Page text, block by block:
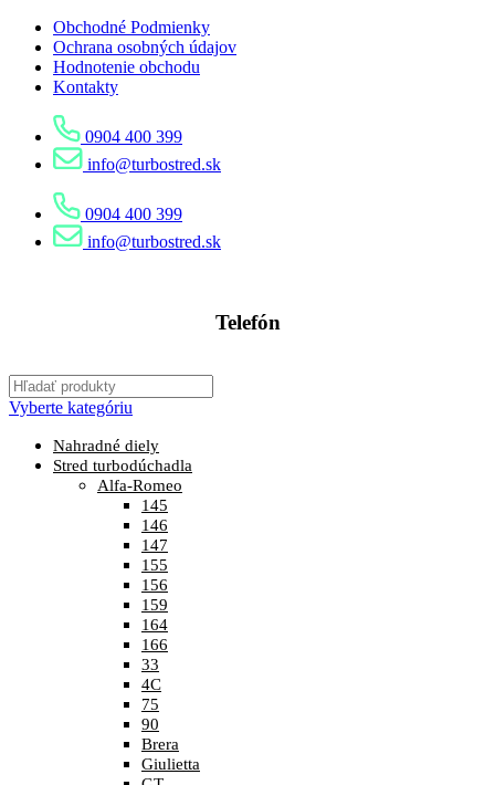
Obchodné Podmienky
Ochrana osobných údajov
Hodnotenie obchodu
Kontakty
0904 400 399
info@turbostred.sk
0904 400 399
info@turbostred.sk
Telefón
Vyberte kategóriu
Nahradné diely
Stred turbodúchadla
Alfa-Romeo
145
146
147
155
156
159
164
166
33
4C
75
90
Brera
Giulietta